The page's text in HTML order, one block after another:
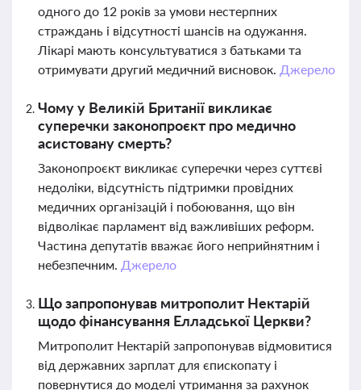
одного до 12 років за умови нестерпних
страждань і відсутності шансів на одужання.
Лікарі мають консультуватися з батьками та
отримувати другий медичний висновок. Джерело
Чому у Великій Британії викликає
суперечки законопроєкт про медично
асистовану смерть?
Законопроєкт викликає суперечки через суттєві
недоліки, відсутність підтримки провідних
медичних організацій і побоювання, що він
відволікає парламент від важливіших реформ.
Частина депутатів вважає його неприйнятним і
небезпечним. Джерело
Що запропонував митрополит Нектарій
щодо фінансування Елладської Церкви?
Митрополит Нектарій запропонував відмовитися
від державних зарплат для єпископату і
повернутися до моделі утримання за рахунок